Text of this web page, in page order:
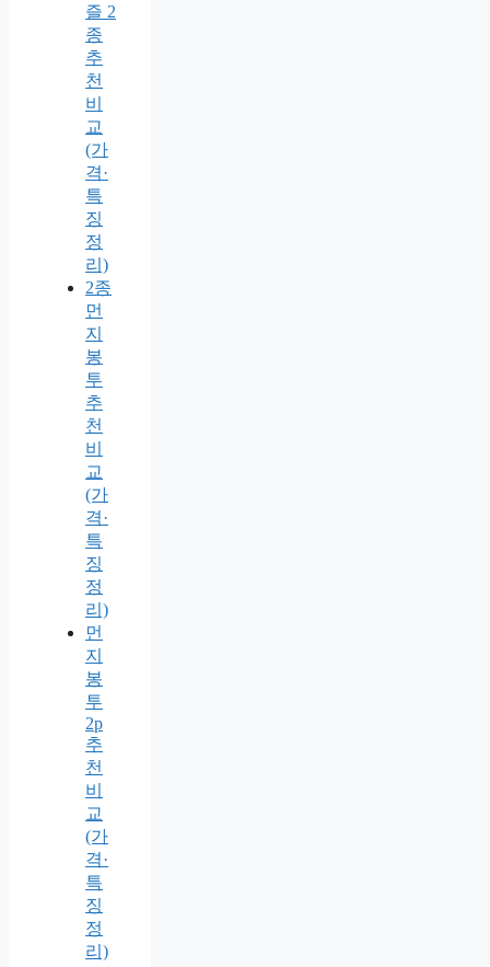
즐 2
종
추
천
비
교
(가
격·
특
징
정
리)
2종
먼
지
봉
투
추
천
비
교
(가
격·
특
징
정
리)
먼
지
봉
투
2p
추
천
비
교
(가
격·
특
징
정
리)